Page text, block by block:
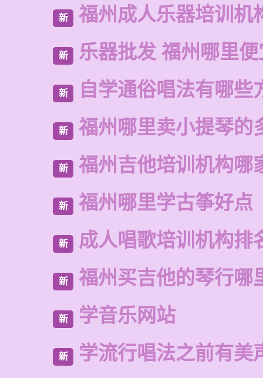
新 福州成人乐器培训机
新 乐器批发 福州哪里
新 自学通俗唱法有哪些
新 福州哪里卖小提琴的
新 福州吉他培训机构哪
新 福州哪里学古筝好点
新 成人唱歌培训机构排
新 福州买吉他的琴行哪
新 学音乐网站
新 学流行唱法之前有美